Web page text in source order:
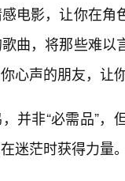
电影，让你在
曲，将那些难
心声的朋友，让
并非“必需品”
迷茫时获得力量